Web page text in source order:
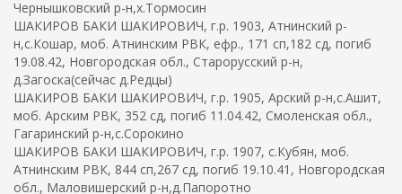
Чернышковский р-н,х.Тормосин
ШАКИРОВ БАКИ ШАКИРОВИЧ, г.р. 1903, Атнинский р-
н,с.Кошар, моб. Атнинским РВК, ефр., 171 сп,182 сд, погиб
19.08.42, Новгородская обл., Старорусский р-н,
д.Загоска(сейчас д.Редцы)
ШАКИРОВ БАКИ ШАКИРОВИЧ, г.р. 1905, Арский р-н,с.Ашит,
моб. Арским РВК, 352 сд, погиб 11.04.42, Смоленская обл.,
Гагаринский р-н,с.Сорокино
ШАКИРОВ БАКИ ШАКИРОВИЧ, г.р. 1907, с.Кубян, моб.
Атнинским РВК, 844 сп,267 сд, погиб 19.10.41, Новгородская
обл., Маловишерский р-н,д.Папоротно